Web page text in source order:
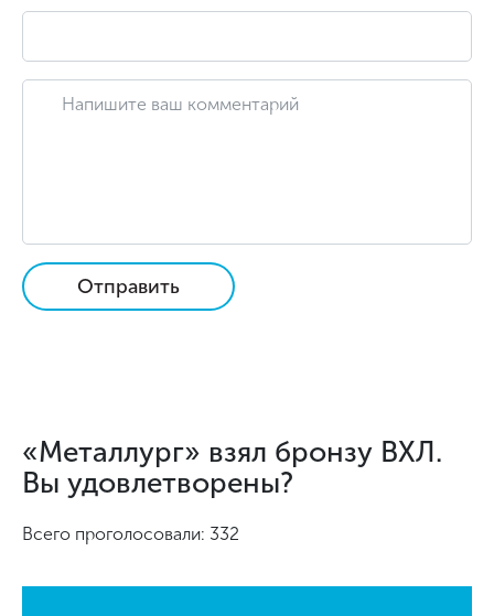
Отправить
«Металлург» взял бронзу ВХЛ.
Вы удовлетворены?
Всего проголосовали: 332